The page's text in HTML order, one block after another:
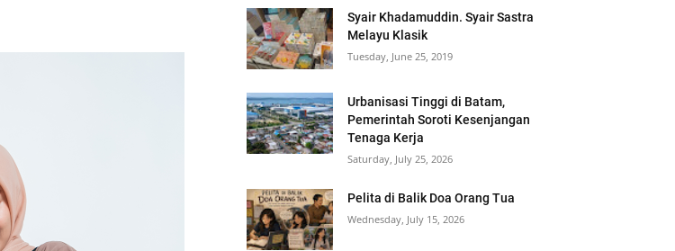
Syair Khadamuddin. Syair Sastra
Melayu Klasik
Tuesday, June 25, 2019
Urbanisasi Tinggi di Batam,
Pemerintah Soroti Kesenjangan
Tenaga Kerja
Saturday, July 25, 2026
Pelita di Balik Doa Orang Tua
Wednesday, July 15, 2026